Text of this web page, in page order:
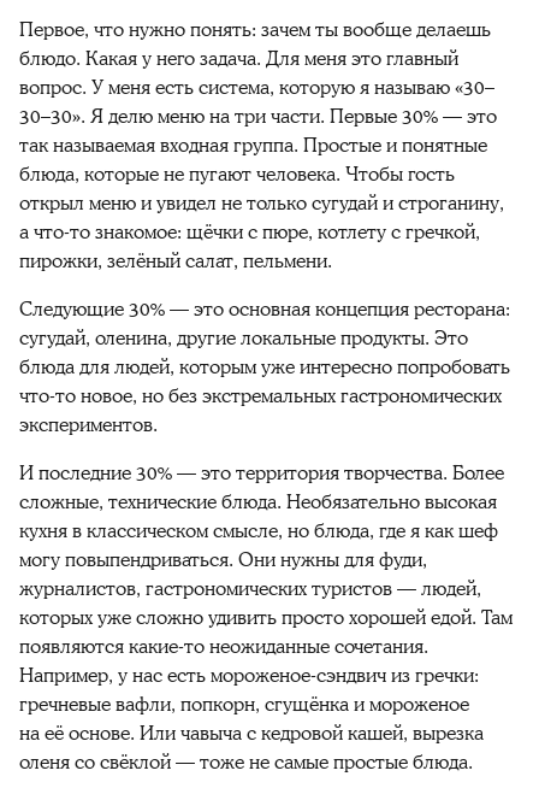
Первое, что нужно понять: зачем ты вообще делаешь
блюдо. Какая у него задача. Для меня это главный
вопрос. У меня есть система, которую я называю «30–
30–30». Я делю меню на три части. Первые 30% — это
так называемая входная группа. Простые и понятные
блюда, которые не пугают человека. Чтобы гость
открыл меню и увидел не только сугудай и строганину,
а что-то знакомое: щёчки с пюре, котлету с гречкой,
пирожки, зелёный салат, пельмени.
Следующие 30% — это основная концепция ресторана:
сугудай, оленина, другие локальные продукты. Это
блюда для людей, которым уже интересно попробовать
что-то новое, но без экстремальных гастрономических
экспериментов.
И последние 30% — это территория творчества. Более
сложные, технические блюда. Необязательно высокая
кухня в классическом смысле, но блюда, где я как шеф
могу повыпендриваться. Они нужны для фуди,
журналистов, гастрономических туристов — людей,
которых уже сложно удивить просто хорошей едой. Там
появляются какие-то неожиданные сочетания.
Например, у нас есть мороженое-сэндвич из гречки:
гречневые вафли, попкорн, сгущёнка и мороженое
на её основе. Или чавыча с кедровой кашей, вырезка
оленя со свёклой — тоже не самые простые блюда.